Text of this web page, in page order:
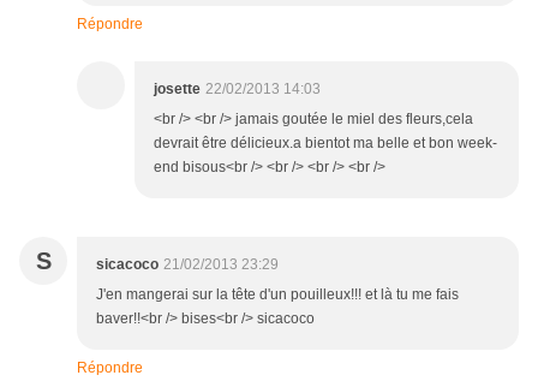
Répondre
josette 22/02/2013 14:03
<br /> <br /> jamais goutée le miel des fleurs,cela
devrait être délicieux.a bientot ma belle et bon week-
end bisous<br /> <br /> <br /> <br />
S sicacoco 21/02/2013 23:29
J'en mangerai sur la tête d'un pouilleux!!! et là tu me fais
baver!!<br /> bises<br /> sicacoco
Répondre